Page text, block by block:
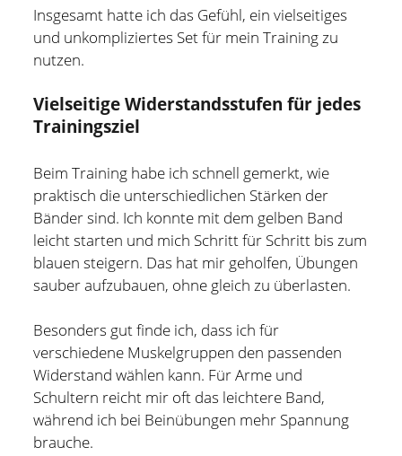
Insgesamt hatte ich das Gefühl, ein vielseitiges
und unkompliziertes Set für mein Training zu
nutzen.
Vielseitige Widerstandsstufen für jedes
Trainingsziel
Beim Training habe ich schnell gemerkt, wie
praktisch die unterschiedlichen Stärken der
Bänder sind. Ich konnte mit dem gelben Band
leicht starten und mich Schritt für Schritt bis zum
blauen steigern. Das hat mir geholfen, Übungen
sauber aufzubauen, ohne gleich zu überlasten.
Besonders gut finde ich, dass ich für
verschiedene Muskelgruppen den passenden
Widerstand wählen kann. Für Arme und
Schultern reicht mir oft das leichtere Band,
während ich bei Beinübungen mehr Spannung
brauche.